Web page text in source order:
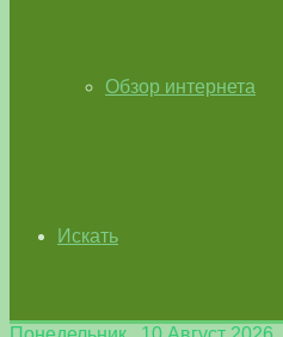
Обзор интернета
Искать